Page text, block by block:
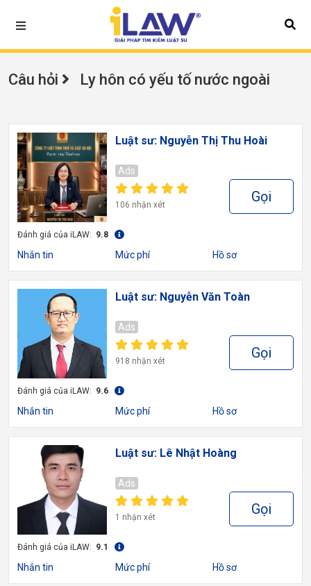
Câu hỏi Ly hôn có yếu tố nước ngoài
Luật sư: Nguyễn Thị Thu Hoài
Ads
106 nhận xét Gọi
Đánh giá của iLAW: 9.8
Nhắn tin Mức phí Hồ sơ
Luật sư: Nguyễn Văn Toàn
Ads
918 nhận xét Gọi
Đánh giá của iLAW: 9.6
Nhắn tin Mức phí Hồ sơ
Luật sư: Lê Nhật Hoàng
Ads
1 nhận xét Gọi
Đánh giá của iLAW: 9.1
Nhắn tin Mức phí Hồ sơ